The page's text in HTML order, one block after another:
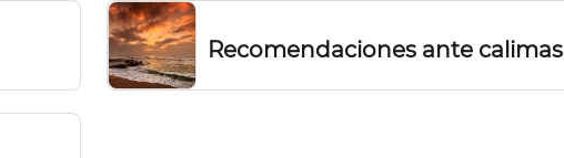
Recomendaciones ante calimas